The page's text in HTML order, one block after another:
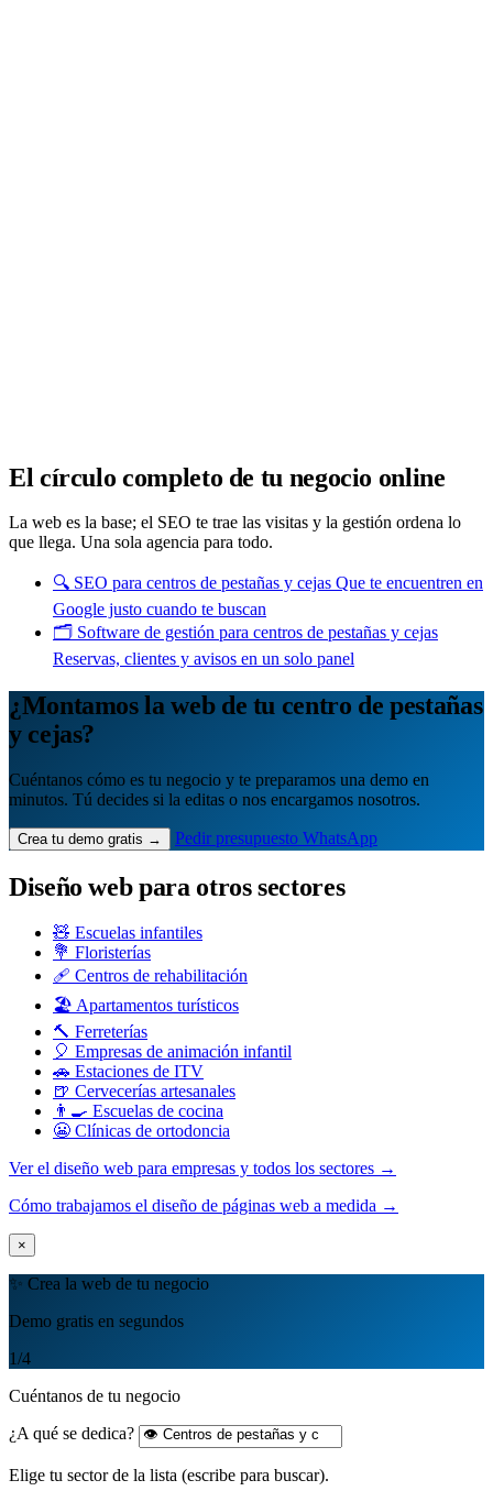
El círculo completo de tu negocio online
La web es la base; el SEO te trae las visitas y la gestión ordena lo
que llega. Una sola agencia para todo.
🔍 SEO para centros de pestañas y cejas Que te encuentren en
Google justo cuando te buscan
🗂️ Software de gestión para centros de pestañas y cejas
Reservas, clientes y avisos en un solo panel
¿Montamos la web de tu centro de pestañas
y cejas?
Cuéntanos cómo es tu negocio y te preparamos una demo en
minutos. Tú decides si la editas o nos encargamos nosotros.
Crea tu demo gratis → Pedir presupuesto WhatsApp
Diseño web para otros sectores
🧸 Escuelas infantiles
💐 Floristerías
🩹 Centros de rehabilitación
🏖️ Apartamentos turísticos
🔨 Ferreterías
🎈 Empresas de animación infantil
🚗 Estaciones de ITV
🍺 Cervecerías artesanales
👨‍🍳 Escuelas de cocina
😬 Clínicas de ortodoncia
Ver el diseño web para empresas y todos los sectores →
Cómo trabajamos el diseño de páginas web a medida →
×
✨ Crea la web de tu negocio
Demo gratis en segundos
1/4
Cuéntanos de tu negocio
¿A qué se dedica?
Elige tu sector de la lista (escribe para buscar).